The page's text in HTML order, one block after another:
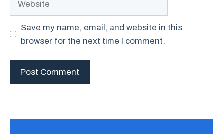
Save my name, email, and website in this
browser for the next time I comment.